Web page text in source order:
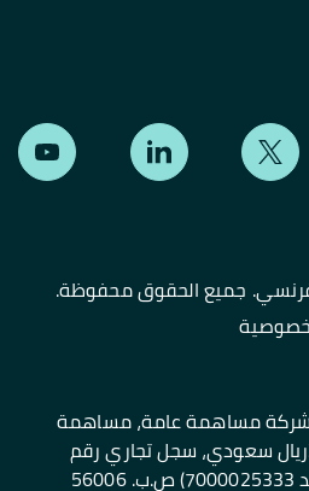
شركة مساهمة عامة، مساهمة
برأس مال 25,000,000,000ريال سعودي، سجل تجاري رقم
1010073368 (الرقم الموحد 7000025333) ص.ب. 56006